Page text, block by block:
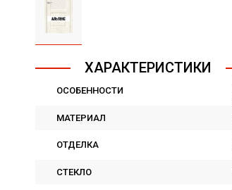
ХАРАКТЕРИСТИКИ
ОСОБЕННОСТИ
МАТЕРИАЛ
ОТДЕЛКА
СТЕКЛО